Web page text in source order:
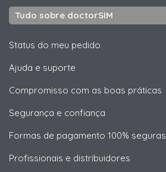
Tudo sobre doctorSIM
Status do meu pedido
Ajuda e suporte
Compromisso com as boas práticas
Segurança e confiança
Formas de pagamento 100% seguras
Profissionais e distribuidores